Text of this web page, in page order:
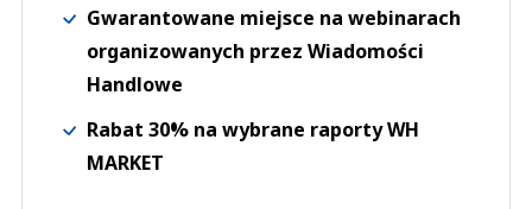
Gwarantowane miejsce na webinarach
organizowanych przez Wiadomości
Handlowe
Rabat 30% na wybrane raporty WH
MARKET